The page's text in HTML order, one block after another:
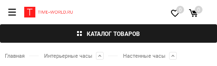
КАТАЛОГ ТОВАРОВ
0 0
Главная Интерьерные часы Настенные часы